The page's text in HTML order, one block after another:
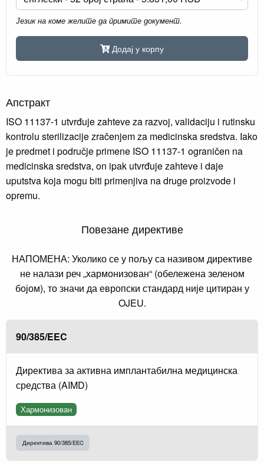
Језик на коме желите да примите документ.
Додај у корпу
Апстракт
ISO 11137-1 utvrđuje zahteve za razvoj, validaciju i rutinsku
kontrolu sterilizacije zračenjem za medicinska sredstva. Iako
je predmet i područje primene ISO 11137-1 ograničen na
medicinska sredstva, on ipak utvrđuje zahteve i daje
uputstva koja mogu biti primenjiva na druge proizvode i
opremu.
Повезане директиве
НАПОМЕНА: Уколико се у пољу са називом директиве
не налази реч „хармонизован“ (обележена зеленом
бојом), то значи да европски стандард није цитиран у
OJEU.
90/385/EEC
Директива за активна имплантабилна медицинска
средства (AIMD)
Хармонизован
Директива 90/385/EEC